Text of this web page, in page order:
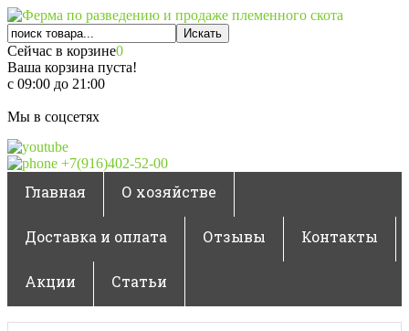
Сейчас в корзине0
Ваша корзина пуста!
с 09:00 до 21:00
Мы в соцсетях
+7(916)402-52-00
Главная О хозяйстве
Доставка и оплата Отзывы Контакты
Акции Статьи